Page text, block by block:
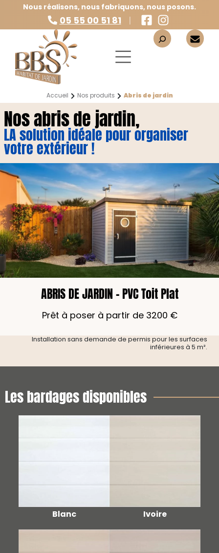
Nous réalisons, nous fabriquons, nous posons.
05 55 00 51 81 | Nous suivre sur
Nous suivre
Accueil Nos produits Abris de jardin
Nos abris de jardin,
LA solution idéale pour organiser
votre extérieur !
ABRIS DE JARDIN – PVC Toit Plat
Prêt à poser à partir de 3200 €
Installation sans demande de permis pour les surfaces
inférieures à 5 m².
Les bardages disponibles
Blanc Ivoire